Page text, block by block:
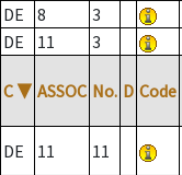
DE
8 3
DE
11 3
C ▼ ASSOC No. D Code
DE 11 11